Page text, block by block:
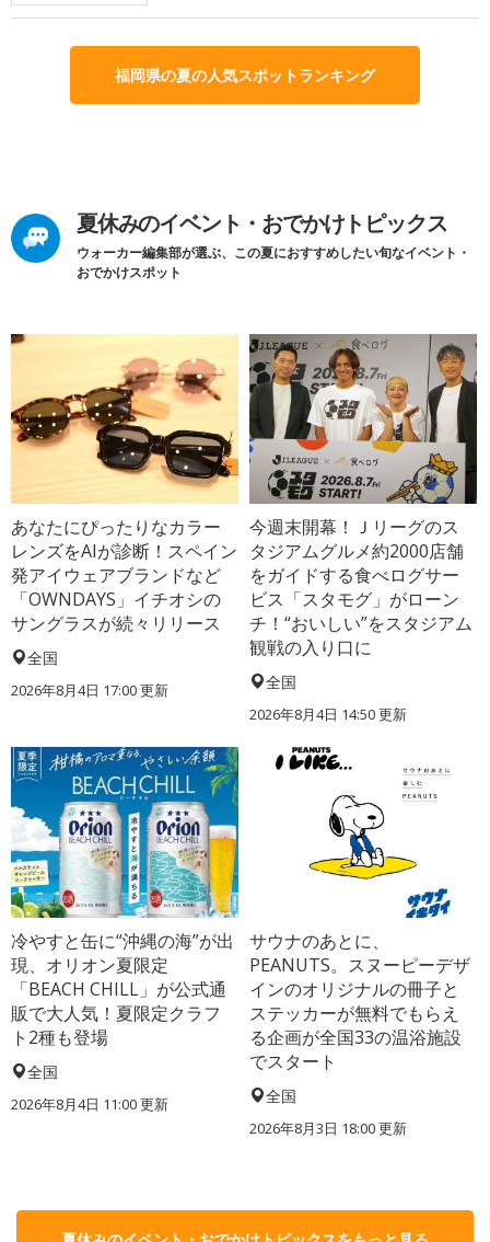
福岡県の夏の人気スポットランキング
夏休みのイベント・おでかけトピックス
ウォーカー編集部が選ぶ、この夏におすすめしたい旬なイベント・
おでかけスポット
あなたにぴったりなカラー
レンズをAIが診断！スペイン
発アイウェアブランドなど
「OWNDAYS」イチオシの
サングラスが続々リリース
全国
2026年8月4日 17:00更新
今週末開幕！Ｊリーグのス
タジアムグルメ約2000店舗
をガイドする食べログサー
ビス「スタモグ」がローン
チ！“おいしい”をスタジアム
観戦の入り口に
全国
2026年8月4日 14:50更新
冷やすと缶に“沖縄の海”が出
現、オリオン夏限定
「BEACH CHILL」が公式通
販で大人気！夏限定クラフ
ト2種も登場
全国
2026年8月4日 11:00更新
サウナのあとに、
PEANUTS。スヌーピーデザ
インのオリジナルの冊子と
ステッカーが無料でもらえ
る企画が全国33の温浴施設
でスタート
全国
2026年8月3日 18:00更新